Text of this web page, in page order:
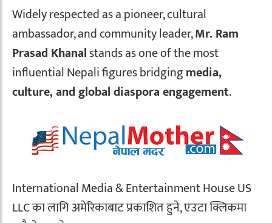
Widely respected as a pioneer, cultural
ambassador, and community leader,Mr. Ram
Prasad Khanalstands as one of the most
influential Nepali figures bridgingmedia,
culture, and global diaspora engagement.
International Media & Entertainment House US
LLC का लागि अमेरिकाबाट प्रकाशित हुने, एउटा क्लिकमा